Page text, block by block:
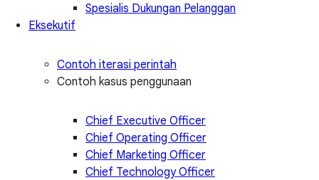
Spesialis Dukungan Pelanggan
Eksekutif
Contoh iterasi perintah
Contoh kasus penggunaan
Chief Executive Officer
Chief Operating Officer
Chief Marketing Officer
Chief Technology Officer